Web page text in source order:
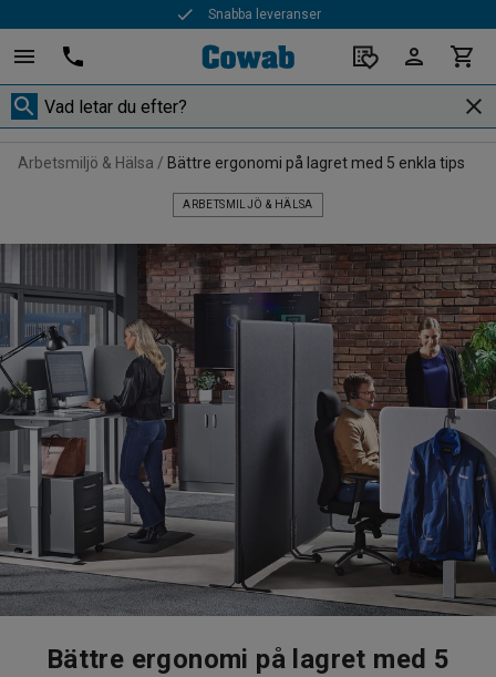
90 års erfarenhet
Arbetsmiljö & Hälsa Bättre ergonomi på lagret med 5 enkla tips
ARBETSMILJÖ & HÄLSA
Bättre ergonomi på lagret med 5